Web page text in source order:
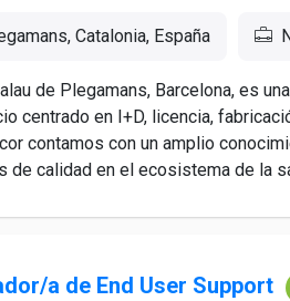
Catalonia, España
de Plegamans, Barcelona, es
centrado en I+D, licencia,
contamos con un amplio
calidad en el ecosistema de la
a de End User Support